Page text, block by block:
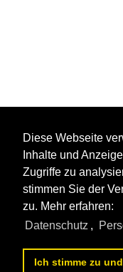
Diese Webseite
Inhalte und
Zugriffe zu
stimmen Sie der
zu. Mehr erfahren:
Datenschutz ,
Ich stimme zu und